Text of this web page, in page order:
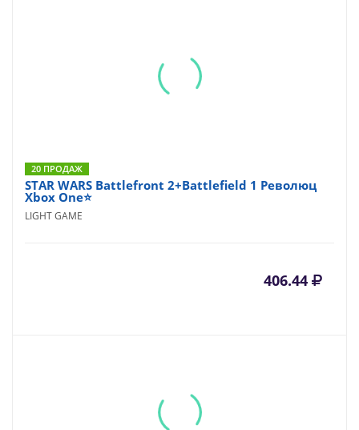
20 ПРОДАЖ
STAR WARS Battlefront 2+Battlefield 1 Революц
Xbox One⭐
LIGHT GAME
406.44